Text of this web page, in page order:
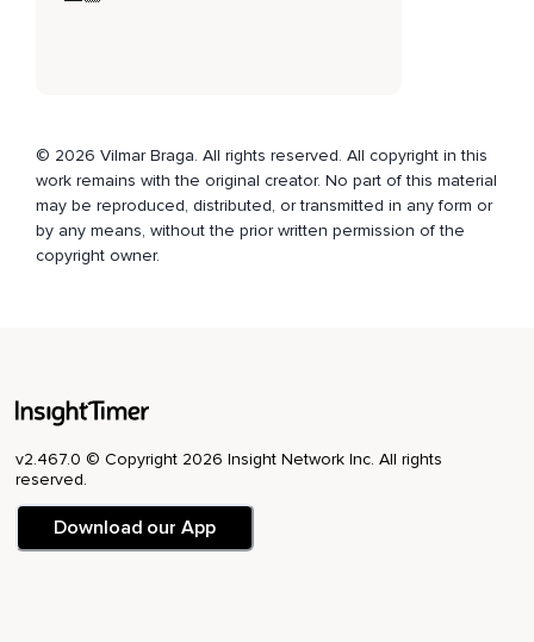
E chego então até o centro da minha cabeça,
Entre as sobrancelhas e aqui está um vórtice de energia da
cor índigo.
Enquanto observo cada vórtice de energia girando no seu
O vermelho,
Laranja,
© 2026 Vilmar Braga. All rights reserved. All copyright in this
work remains with the original creator. No part of this material
may be reproduced, distributed, or transmitted in any form or
by any means, without the prior written permission of the
copyright owner.
v2.467.0 © Copyright 2026 Insight Network Inc. All rights
reserved.
Download our App